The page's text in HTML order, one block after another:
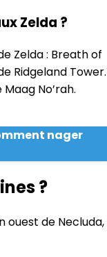
Zelda ?
Zelda : Breath of
Ridgeland Tower.
No’rah.
nager
?
ouest de Necluda,